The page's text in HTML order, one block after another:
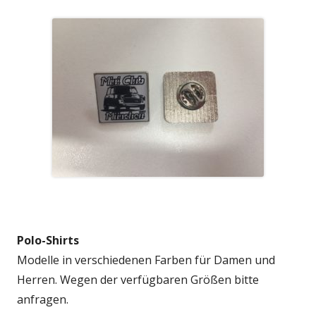
Polo-Shirts
Modelle in verschiedenen Farben für Damen und
Herren. Wegen der verfügbaren Größen bitte
anfragen.